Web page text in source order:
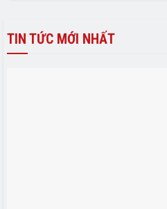
TIN TỨC MỚI NHẤT